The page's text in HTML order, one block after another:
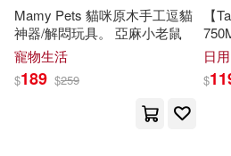
王國龍，姜亞玲（主編）(1)
王慶寶(1) 王洛林主編
王琦安，劉欽火等(1)
木果文創有限公司(1)
李欣芸音樂(1)
東方出版中心(1)
Mamy Pets 貓咪原木手工逗貓
神器/解悶玩具。 亞麻小老鼠
寵物生活
$189 $259
【
黑
原裝)
日用
$